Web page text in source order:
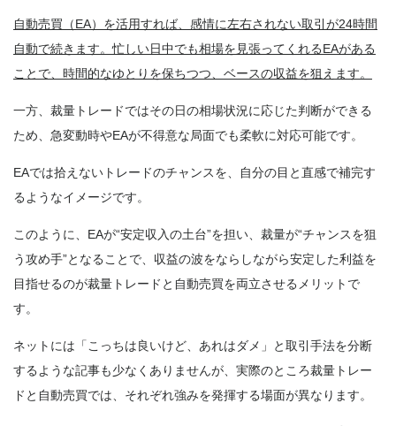
自動売買（EA）を活用すれば、感情に左右されない取引が24時間
自動で続きます。忙しい日中でも相場を見張ってくれるEAがある
ことで、時間的なゆとりを保ちつつ、ベースの収益を狙えます。
一方、裁量トレードではその日の相場状況に応じた判断ができる
ため、急変動時やEAが不得意な局面でも柔軟に対応可能です。
EAでは拾えないトレードのチャンスを、自分の目と直感で補完す
る ようなイメージです。
このように、EAが“安定収入の土台”を担い、裁量が“チャンスを狙
う攻め手”となることで、収益の波をならしながら安定した利益を
目指せるのが裁量トレードと自動売買を両立させるメリットで
す。
ネットには「こっちは良いけど、あれはダメ」と取引手法を分断
するような記事も少なくありませんが、実際のところ裁量トレー
ドと自動売買では、それぞれ強みを発揮する場面が異なります。